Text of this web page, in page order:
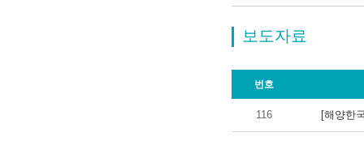
보도자료
번호
116 [해양한